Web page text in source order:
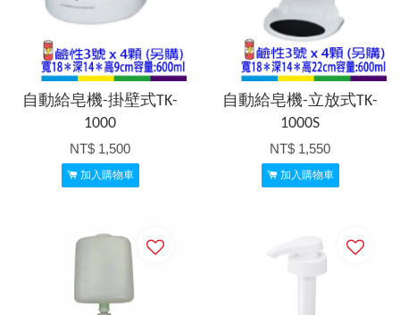
自動給皂機-掛壁式TK-
1000
NT$ 1,500
加入購物車
自動給皂機-立放式TK-
1000S
NT$ 1,550
加入購物車